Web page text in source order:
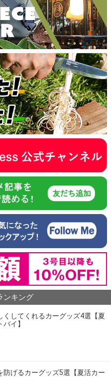
ンキング
くしてくれるカーグッズ4選【夏
イ】
防げるカーグッズ5選【夏活カー